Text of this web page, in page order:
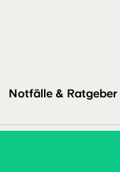
Notfälle & Ratgeber